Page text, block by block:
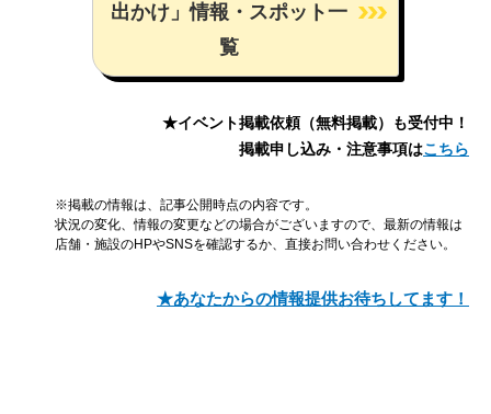
出かけ」情報・スポット一
覧
★イベント掲載依頼（無料掲載）も受付中！
掲載申し込み・注意事項はこちら
※掲載の情報は、記事公開時点の内容です。
状況の変化、情報の変更などの場合がございますので、最新の情報は
店舗・施設のHPやSNSを確認するか、直接お問い合わせください。
★あなたからの情報提供お待ちしてます！